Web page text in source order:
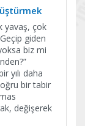
yavaş, çok
giden
biz mi
yılı daha
bir tabir
değişerek